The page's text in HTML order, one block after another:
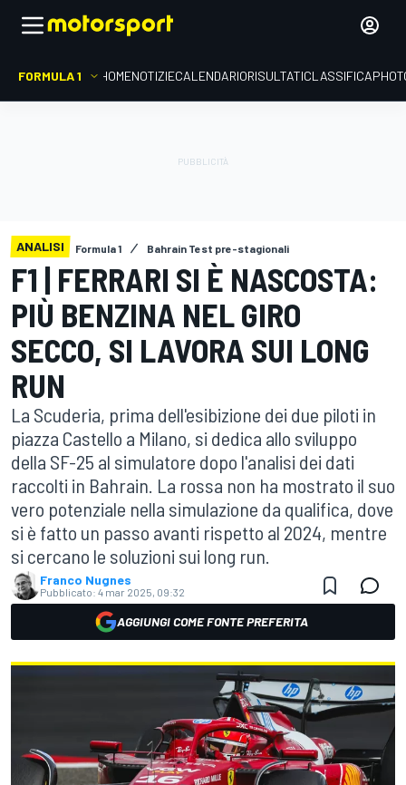
FORMULA 1 HOMENOTIZIECALENDARIORISULTATICLASSIFICA
ANALISI Formula 1 Bahrain Test pre-stagionali
F1 | FERRARI SI È NASCOSTA:
PIÙ BENZINA NEL GIRO
SECCO, SI LAVORA SUI LONG
RUN
La Scuderia, prima dell'esibizione dei due piloti in
piazza Castello a Milano, si dedica allo sviluppo
della SF-25 al simulatore dopo l'analisi dei dati
raccolti in Bahrain. La rossa non ha mostrato il suo
vero potenziale nella simulazione da qualifica, dove
si è fatto un passo avanti rispetto al 2024, mentre
si cercano le soluzioni sui long run.
Franco Nugnes
Pubblicato: 4 mar 2025, 09:32
AGGIUNGI COME FONTE PREFERITA